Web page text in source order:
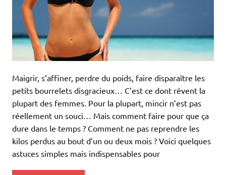
Maigrir, s’affiner, perdre du poids, faire disparaître les
petits bourrelets disgracieux… C’est ce dont rêvent la
plupart des femmes. Pour la plupart, mincir n’est pas
réellement un souci… Mais comment faire pour que ça
dure dans le temps ? Comment ne pas reprendre les
kilos perdus au bout d’un ou deux mois ? Voici quelques
astuces simples mais indispensables pour